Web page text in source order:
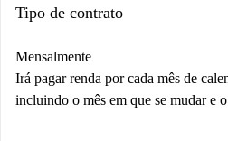
Tipo de contrato
Mensalmente
Irá pagar renda por cada mês de
incluindo o mês em que se mudar e